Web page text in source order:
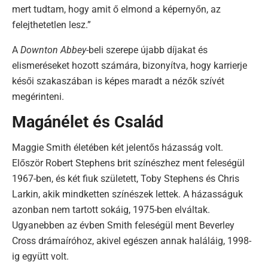
mert tudtam, hogy amit ő elmond a képernyőn, az
felejthetetlen lesz.”
A Downton Abbey-beli szerepe újabb díjakat és
elismeréseket hozott számára, bizonyítva, hogy karrierje
késői szakaszában is képes maradt a nézők szívét
megérinteni.
Magánélet és Család
Maggie Smith életében két jelentős házasság volt.
Először Robert Stephens brit színészhez ment feleségül
1967-ben, és két fiuk született, Toby Stephens és Chris
Larkin, akik mindketten színészek lettek. A házasságuk
azonban nem tartott sokáig, 1975-ben elváltak.
Ugyanebben az évben Smith feleségül ment Beverley
Cross drámaíróhoz, akivel egészen annak haláláig, 1998-
ig együtt volt.